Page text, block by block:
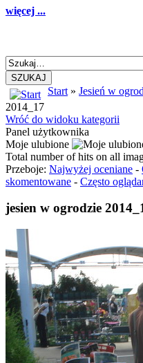
więcej ...
SZUKAJ
Start » Jesień w
2014_17
Wróć do widoku kategorii
Panel użytkownika
Moje ulubione
Total number of hits on all
Przeboje: Najwyżej oceniane -
skomentowane - Często
jesien w ogrodzie